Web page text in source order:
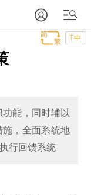
T中
能，同时辅以
，全面系统地
行回馈系统